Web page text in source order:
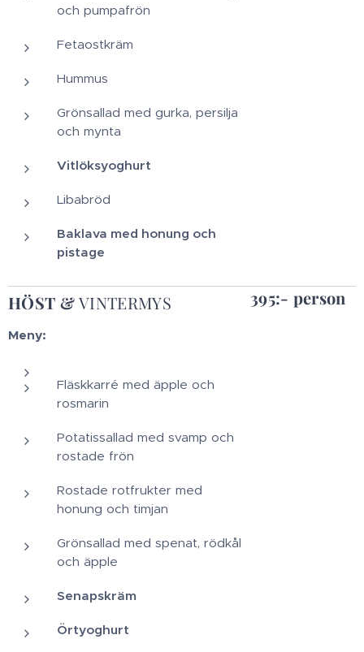
och pumpafrön
Fetaostkräm
Hummus
Grönsallad med gurka, persilja
och mynta
Vitlöksyoghurt
Libabröd
Baklava med honung och
pistage
HÖST &VINTERMYS
Meny:
Fläskkarré med äpple och
rosmarin
Potatissallad med svamp och
rostade frön
Rostade rotfrukter med
honung och timjan
Grönsallad med spenat, rödkål
och äpple
Senapskräm
Örtyoghurt
395:- person